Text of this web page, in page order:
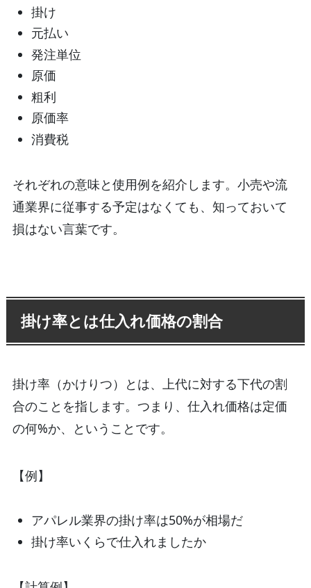
掛け
元払い
発注単位
原価
粗利
原価率
消費税
それぞれの意味と使用例を紹介します。小売や流
通業界に従事する予定はなくても、知っておいて
損はない言葉です。
掛け率とは仕入れ価格の割合
掛け率（かけりつ）とは、上代に対する下代の割
合のことを指します。つまり、仕入れ価格は定価
の何%か、ということです。
【例】
アパレル業界の掛け率は50%が相場だ
掛け率いくらで仕入れましたか